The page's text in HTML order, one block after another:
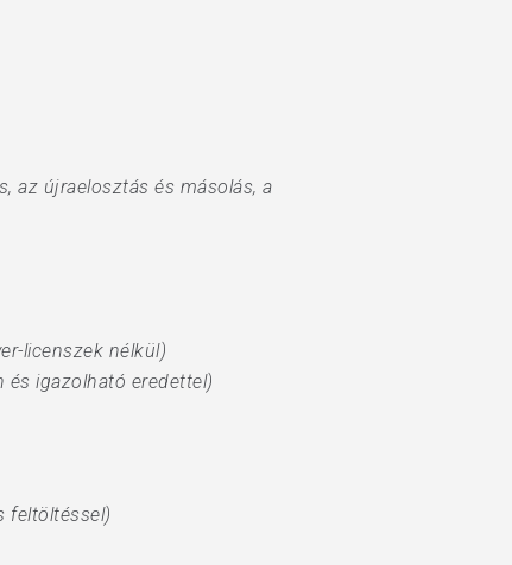
az újraelosztás és másolás, a
licenszek nélkül)
és igazolható eredettel)
feltöltéssel)